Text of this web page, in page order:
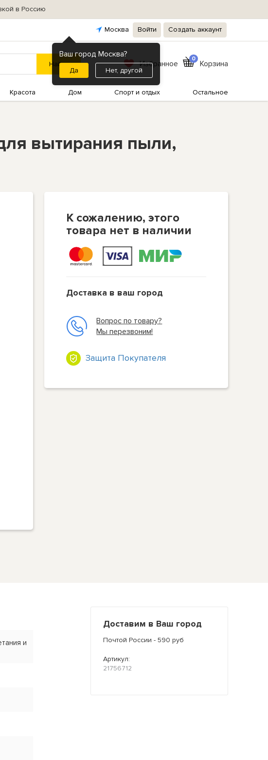
в Россию
Москва
Ваш город Москва?
Нет, другой
Войти Создать аккаунт
Избранное
0
Корзина
Красота Дом Спорт и отдых Остальное
вытирания пыли,
К сожалению, этого
товара нет в наличии
Доставка в ваш город
Вопрос по товару?
Мы перезвоним!
Защита Покупателя
и
Доставим в Ваш город
Почтой России - 590 руб
Артикул:
21756712